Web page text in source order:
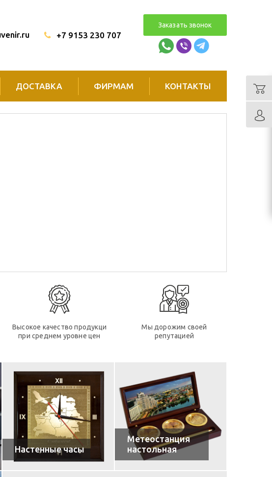
+7 9153 230 707
Заказать звонок
ДОСТАВКА ФИРМАМ КОНТАКТЫ
Высокое качество продукци
при среднем уровне цен
Мы дорожим своей
репутацией
Настенные часы
Метеостанция
настольная